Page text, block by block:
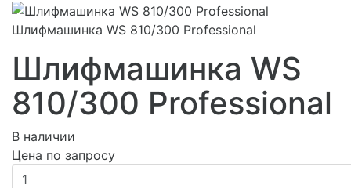
Шлифмашинка WS 810/300 Professional
Шлифмашинка WS
810/300 Professional
В наличии
Цена по запросу